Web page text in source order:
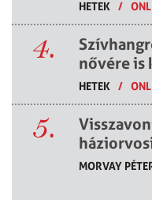
HETEK /
4.
nővére is
HETEK /
5.
MORVAY